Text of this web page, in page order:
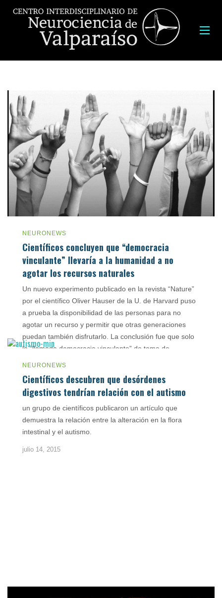
NEURONEWS
Científicos concluyen que “democracia
vinculante” llevaría a la humanidad a no
agotar los recursos naturales
Un nuevo experimento publicado en la revista “Nature”
por el científico Oliver Hauser de la U. de Harvard puso
a prueba la disponibilidad de las personas para no
agotar un recurso y permitir que otras generaciones
puedan también disfrutarlo. La conclusión fue que solo
la “llamada democracia vinculante” de toma de
julio 21, 2015
NEURONEWS
Científicos descubren que desórdenes
digestivos tendrían relación con el autismo
un grupo de científicos publicaron un artículo que
demuestra la relación entre la alteración en la flora
intestinal y el autismo.
julio 14, 2015